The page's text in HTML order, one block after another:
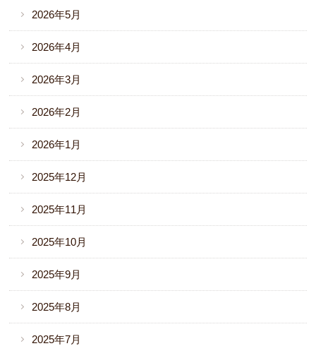
2026年5月
2026年4月
2026年3月
2026年2月
2026年1月
2025年12月
2025年11月
2025年10月
2025年9月
2025年8月
2025年7月